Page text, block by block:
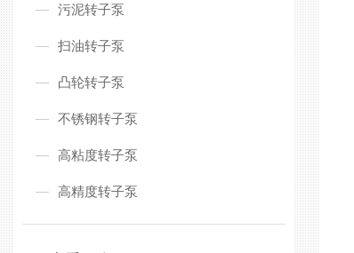
污泥转子泵
扫油转子泵
凸轮转子泵
不锈钢转子泵
高粘度转子泵
高精度转子泵